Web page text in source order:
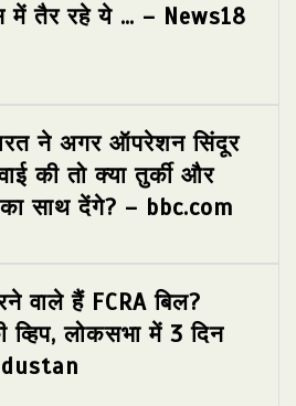
में तैर रहे ये … – News18
ने अगर ऑपरेशन सिंदूर
की तो क्या तुर्की और
साथ देंगे? – bbc.com
वाले हैं FCRA बिल?
व्हिप, लोकसभा में 3 दिन